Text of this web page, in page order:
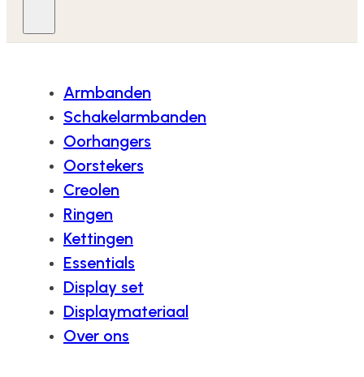
Armbanden
Schakelarmbanden
Oorhangers
Oorstekers
Creolen
Ringen
Kettingen
Essentials
Display set
Displaymateriaal
Over ons